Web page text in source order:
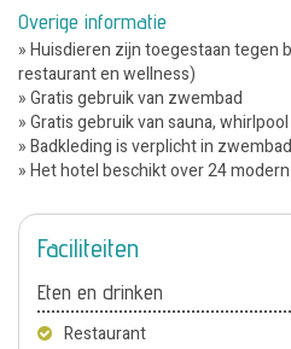
Overige informatie
» Huisdieren zijn toegestaan tegen
restaurant en wellness)
» Gratis gebruik van zwembad
» Gratis gebruik van sauna,
» Badkleding is verplicht in
» Het hotel beschikt over 24
Faciliteiten
Eten en drinken
Restaurant